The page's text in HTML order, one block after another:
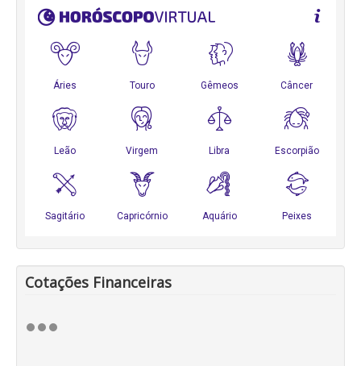
Cotações Financeiras